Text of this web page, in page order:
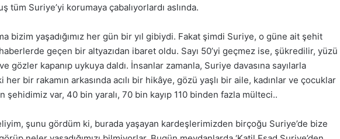
tüm Suriye’yi korumaya çabalıyorlardı aslında.
bizim yaşadığımız her gün bir yıl gibiydi. Fakat şimdi Suriye, o güne ait şehit
geçen bir altyazıdan ibaret oldu. Sayı 50’yi geçmez ise, şükredilir, yüzü
gözler kapanıp uykuya daldı. İnsanlar zamanla, Suriye davasına sayılarla
her bir rakamın arkasında acılı bir hikâye, gözü yaşlı bir aile, kadınlar ve çocuklar
şehidimiz var, 40 bin yaralı, 70 bin kayıp 110 binden fazla mülteci..
şunu gördüm ki, burada yaşayan kardeşlerimizden birçoğu Suriye’de bize